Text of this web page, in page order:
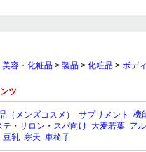
美容・化粧品 > 製品 > 化粧品 > ボデ
ツ
（メンズコスメ） サプリメント 機
テ・サロン・スパ向け 大麦若葉 ア
豆乳 寒天 車椅子